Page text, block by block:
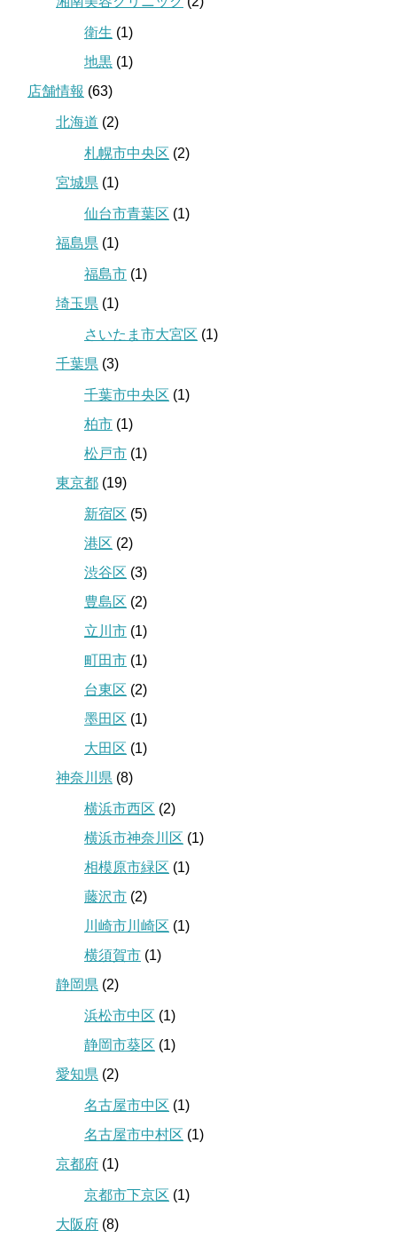
衛生 (1)
地黒 (1)
店舗情報 (63)
北海道 (2)
札幌市中央区 (2)
宮城県 (1)
仙台市青葉区 (1)
福島県 (1)
福島市 (1)
埼玉県 (1)
さいたま市大宮区 (1)
千葉県 (3)
千葉市中央区 (1)
柏市 (1)
松戸市 (1)
東京都 (19)
新宿区 (5)
港区 (2)
渋谷区 (3)
豊島区 (2)
立川市 (1)
町田市 (1)
台東区 (2)
墨田区 (1)
大田区 (1)
神奈川県 (8)
横浜市西区 (2)
横浜市神奈川区 (1)
相模原市緑区 (1)
藤沢市 (2)
川崎市川崎区 (1)
横須賀市 (1)
静岡県 (2)
浜松市中区 (1)
静岡市葵区 (1)
愛知県 (2)
名古屋市中区 (1)
名古屋市中村区 (1)
京都府 (1)
京都市下京区 (1)
大阪府 (8)